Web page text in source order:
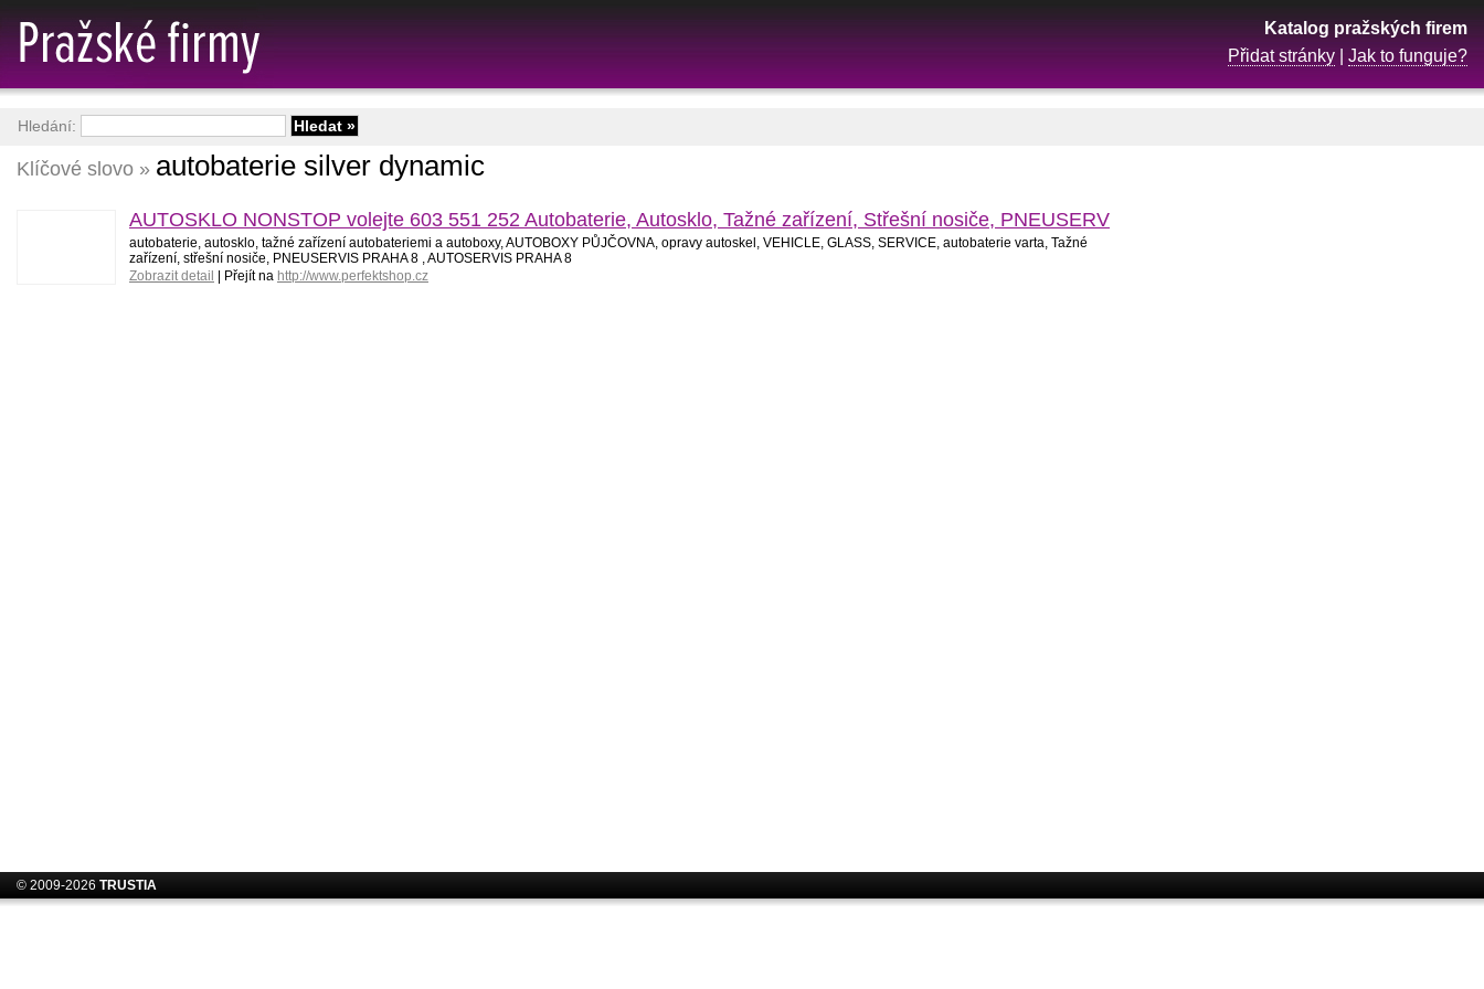
Klíčové slovo » autobaterie silver dynamic
AUTOSKLO NONSTOP volejte 603 551 252 Autobaterie, Autosklo, Tažné zařízení, Střešní nosiče, PNEUSERV
autobaterie, autosklo, tažné zařízení autobateriemi a autoboxy, AUTOBOXY PŮJČOVNA, opravy autoskel, VEHICLE, GLASS, SERVICE, autobaterie varta, Tažné
zařízení, střešní nosiče, PNEUSERVIS PRAHA 8 , AUTOSERVIS PRAHA 8
Zobrazit detail
| Přejít na http://www.perfektshop.cz
Katalog pražských firem
Přidat stránky
Jak to funguje?
Hledání:
© 2009-2026 TRUSTIA